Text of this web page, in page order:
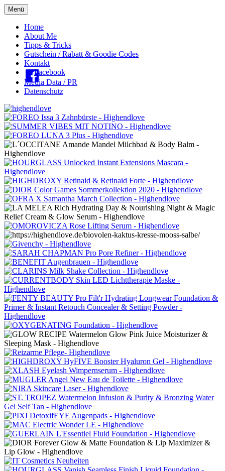
Menü
Oberes
Menü
Home
About Me
Tipps & Tricks
Gutschein / Rabatt & Goodie Codes
Kontakt
Facebook
Media Data / PR
Datenschutz